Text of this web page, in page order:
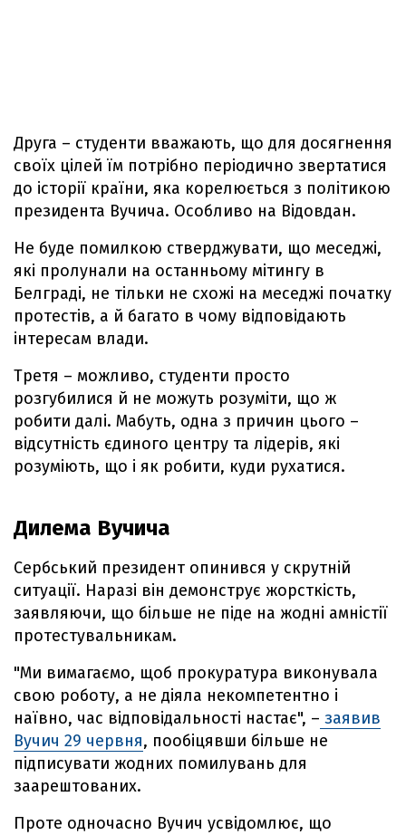
Друга – студенти вважають, що для досягнення
своїх цілей їм потрібно періодично звертатися
до історії країни, яка корелюється з політикою
президента Вучича. Особливо на Відовдан.
Не буде помилкою стверджувати, що меседжі,
які пролунали на останньому мітингу в
Белграді, не тільки не схожі на меседжі початку
протестів, а й багато в чому відповідають
інтересам влади.
Третя – можливо, студенти просто
розгубилися й не можуть розуміти, що ж
робити далі. Мабуть, одна з причин цього –
відсутність єдиного центру та лідерів, які
розуміють, що і як робити, куди рухатися.
Дилема Вучича
Сербський президент опинився у скрутній
ситуації. Наразі він демонструє жорсткість,
заявляючи, що більше не піде на жодні амністії
протестувальникам.
"Ми вимагаємо, щоб прокуратура виконувала
свою роботу, а не діяла некомпетентно і
наївно, час відповідальності настає", – заявив
Вучич 29 червня, пообіцявши більше не
підписувати жодних помилувань для
заарештованих.
Проте одночасно Вучич усвідомлює, що